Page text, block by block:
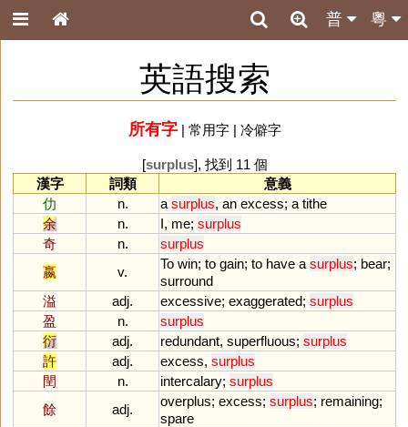
粵
普
英語搜索
所有字| 常用字| 冷僻字
[surplus], 找到 11 個
漢字
詞類
意義
仂
n. a surplus, an excess; a tithe
余
n. I, me; surplus
奇
n.
surplus
嬴
v.
To win; to gain; to have a surplus; bear;
surround
溢
adj. excessive; exaggerated; surplus
盈
n.
surplus
衍
adj. redundant, superfluous; surplus
許
adj. excess, surplus
閏
n. intercalary; surplus
餘
adj.
overplus; excess; surplus; remaining;
spare